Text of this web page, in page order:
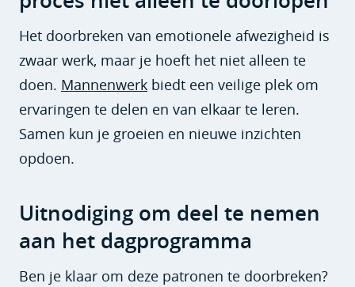
Het doorbreken van emotionele afwezigheid is
zwaar werk, maar je hoeft het niet alleen te
doen. Mannenwerk biedt een veilige plek om
ervaringen te delen en van elkaar te leren.
Samen kun je groeien en nieuwe inzichten
opdoen.
Uitnodiging om deel te nemen
aan het dagprogramma
Ben je klaar om deze patronen te doorbreken?